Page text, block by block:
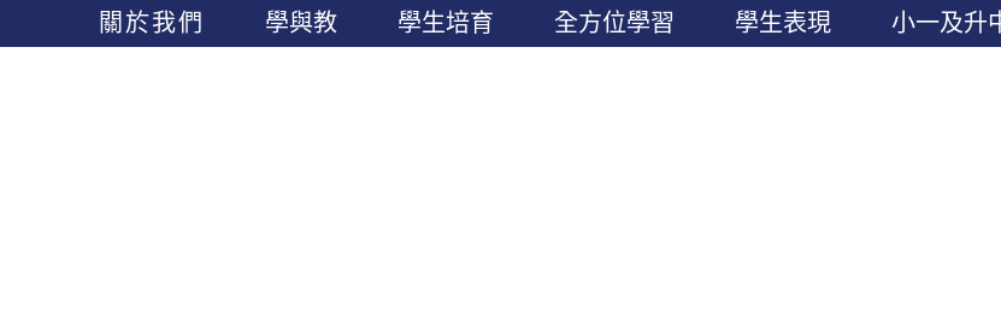
關於我們 學與教 學生培育 全方位學習 學生表現 小一及升